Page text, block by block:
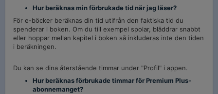
Hur beräknas min förbrukade tid när jag läser?
För e-böcker beräknas din tid utifrån den faktiska tid du
spenderar i boken. Om du till exempel spolar, bläddrar snabbt
eller hoppar mellan kapitel i boken så inkluderas inte den tiden
i beräkningen.
Du kan se dina återstående timmar under "Profil" i appen.
Hur beräknas förbrukade timmar för Premium Plus-
abonnemanget?